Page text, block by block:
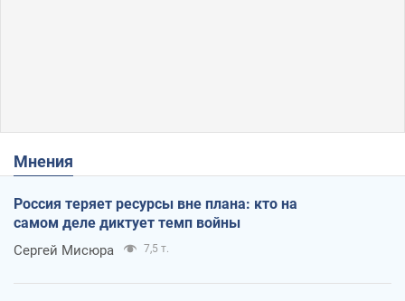
Мнения
Россия теряет ресурсы вне плана: кто на
самом деле диктует темп войны
Сергей Мисюра 7,5 т.